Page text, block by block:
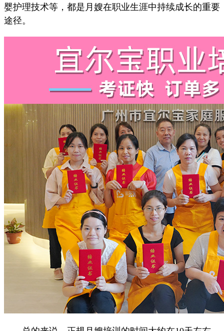
婴护理技术等，都是月嫂在职业生涯中持续成长的重要
途径。